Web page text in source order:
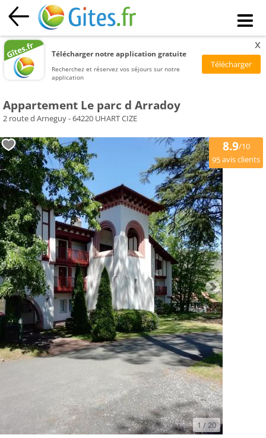
Télécharger notre application gratuite
Recherchez et réservez vos séjours sur notre
application
x
Appartement Le parc d Arradoy
2 route d Arneguy - 64220 UHART CIZE
8.9/10
95avis clients
1/ 20